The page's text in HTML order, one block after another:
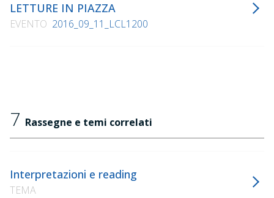
LETTURE IN PIAZZA
EVENTO 2016_09_11_LCL1200
7 Rassegne e temi correlati
Interpretazioni e reading
TEMA